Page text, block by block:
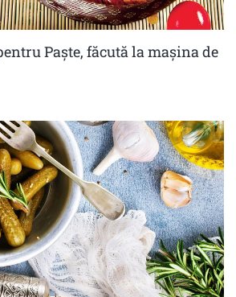
Paște, făcută la mașina de